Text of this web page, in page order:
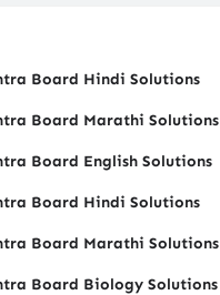
Board Hindi Solutions
Board Marathi Solutions
Board English Solutions
Board Hindi Solutions
Board Marathi Solutions
Board Biology Solutions